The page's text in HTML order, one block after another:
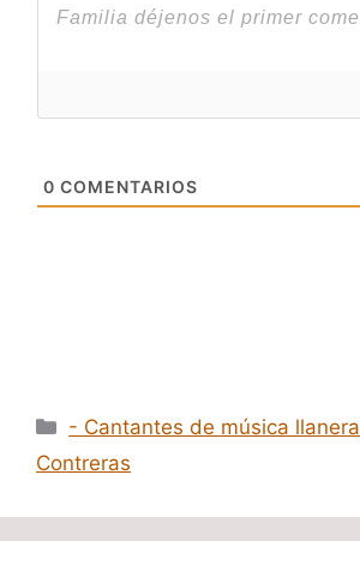
0 COMENTARIOS
Categorías
- Cantantes de música llanera
Contreras